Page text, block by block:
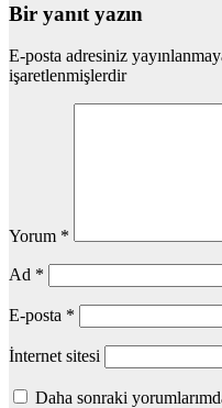
Bir yanıt yazın
E-posta adresiniz
işaretlenmişlerdir
Yorum *
Ad *
E-posta *
İnternet sitesi
Daha sonraki